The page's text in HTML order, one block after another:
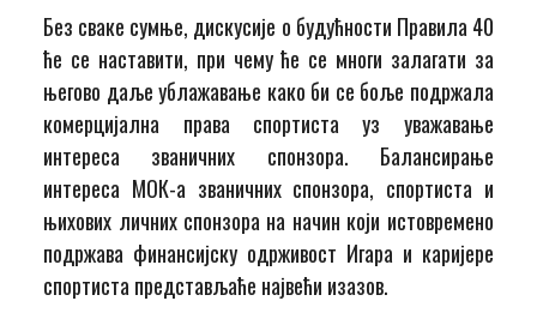
Без сваке сумње, дискусије о будућности Правила 40
ће се наставити, при чему ће се многи залагати за
његово даље ублажавање како би се боље подржала
комерцијална права спортиста уз уважавање
интереса званичних спонзора. Балансирање
интереса МОК-а званичних спонзора, спортиста и
њихових личних спонзора на начин који истовремено
подржава финансијску одрживост Игара и каријере
спортиста представљаће највећи изазов.